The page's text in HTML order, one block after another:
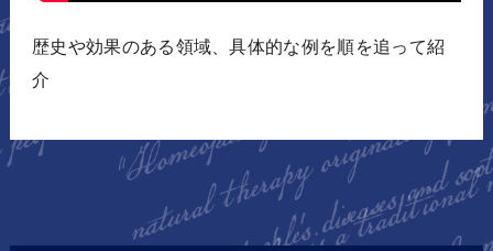
歴史や効果のある領域、具体的な例を順を追って紹
介